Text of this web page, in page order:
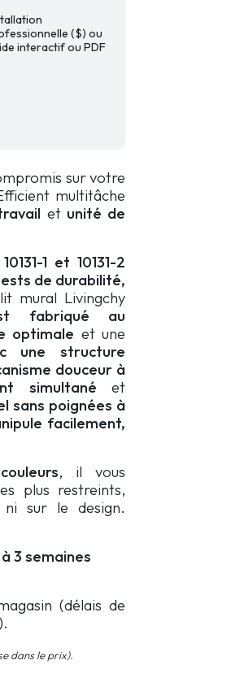
($) ou
interactif ou PDF
sur votre
multitâche
et unité de
1 et 10131-2
de durabilité,
mural Livingchy
fabriqué au
optimale et une
une
structure
douceur à
simultané et
sans poignées à
facilement,
, il vous
plus restreints,
sur le design.
3 semaines
(délais de
dans le prix).